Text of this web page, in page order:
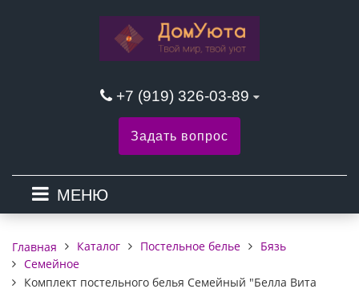
+7 (919) 326-03-89
Задать вопрос
МЕНЮ
Главная Каталог Постельное белье
Бязь
Семейное
Комплект постельного белья Семейный "Белла Вита